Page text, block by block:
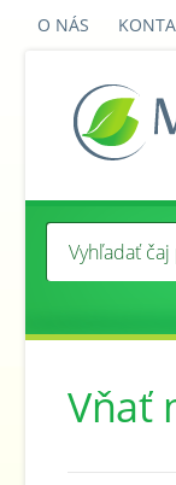
O NÁS
Vyhľadať čaj
Vňať